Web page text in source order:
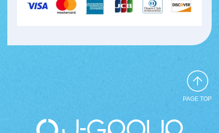
PAGE TOP